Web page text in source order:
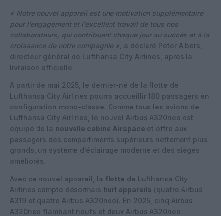
« Notre nouvel appareil est une motivation supplémentaire
pour l’engagement et l’excellent travail de tous nos
collaborateurs, qui contribuent chaque jour au succès et à la
croissance de notre compagnie », a déclaré Peter Albers,
directeur général de Lufthansa City Airlines, après la
livraison officielle.
À partir de mai 2025, le dernier-né de la flotte de
Lufthansa City Airlines pourra accueillir 180 passagers en
configuration mono-classe. Comme tous les avions de
Lufthansa City Airlines, le nouvel Airbus A320neo est
équipé de la nouvelle cabine Airspace et offre aux
passagers des compartiments supérieurs nettement plus
grands, un système d’éclairage moderne et des sièges
améliorés.
Avec ce nouvel appareil, la flotte de Lufthansa City
Airlines compte désormais huit appareils (quatre Airbus
A319 et quatre Airbus A320neo). En 2025, cinq Airbus
A320neo flambant neufs et deux Airbus A320neo